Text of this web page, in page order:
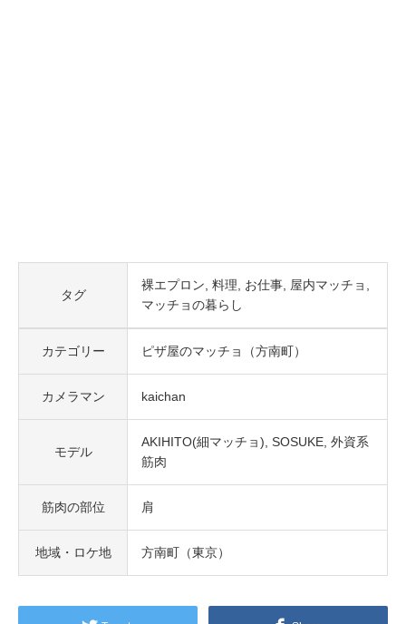
タグ
裸エプロン 料理 お仕事 屋内マッチョ
マッチョの暮らし
カテゴリー ピザ屋のマッチョ（方南町）
カメラマン kaichan
モデル
AKIHITO(細マッチョ) SOSUKE 外資系
筋肉
筋肉の部位 肩
地域・ロケ地 方南町（東京）